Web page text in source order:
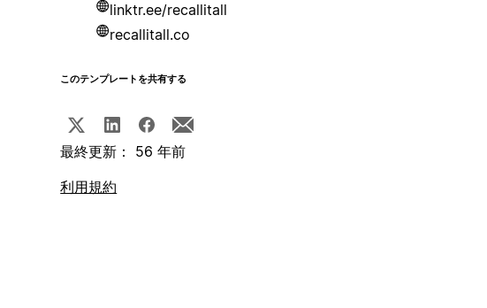
linktr.ee/recallitall
recallitall.co
このテンプレートを共有する
最終更新： 56 年前
利用規約